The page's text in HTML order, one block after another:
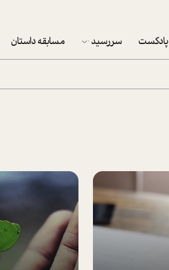
پادکست سررسید
تقویم دیواری
مسابقه داستان